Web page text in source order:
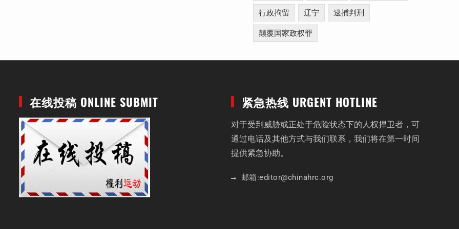
行政拘留 辽宁 逮捕判刑
颠覆国家政权罪
在线投稿 ONLINE SUBMIT 紧急热线 URGENT HOTLINE
对于受到威胁或正处于危险状态下的人权捍卫者，可
通过电话及其他方式与我们联系，我们将在第一时间
提供紧急协助。
邮箱:editor@chinahrc.org